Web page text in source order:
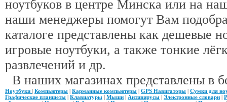
ноутбуков в центре Минска или на
наши менеджеры помогут Вам
каталоге представлены как дешевые
игровые ноутбуки, а также тонкие
развлечений и др.
В наших магазинах представлены в
Ноутбуки | Компьютеры | Карманные компьютеры | GPS Навигаторы | Сумки для
Графические планшеты | Клавиатуры | Мыши | Антивирусы | Электронные словари |